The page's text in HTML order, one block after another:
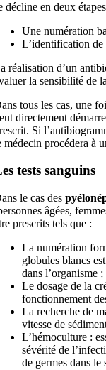
décline en deux
Une numération
L’identification de
réalisation d’un
la sensibilité de
tous les cas, une
directement
Si
médecin procédera à
tests sanguins
le cas des
âgées,
prescrits tels que :
La numération
globules blancs
dans l’organisme ;
Le dosage de la
fonctionnement
La recherche de
vitesse de
L’hémoculture :
sévérité de
de germes dans le